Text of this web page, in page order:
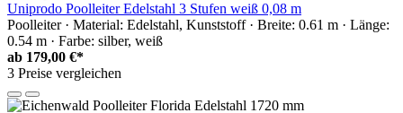
Uniprodo Poolleiter Edelstahl 3 Stufen weiß 0,08 m
Poolleiter · Material: Edelstahl, Kunststoff · Breite: 0.61 m · Länge:
0.54 m · Farbe: silber, weiß
ab 179,00 €*
3 Preise vergleichen